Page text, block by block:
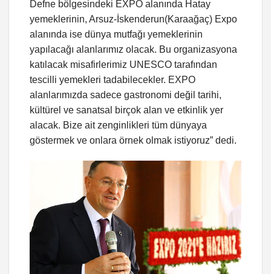
Defne bölgesindeki EXPO alanında Hatay
yemeklerinin, Arsuz-İskenderun(Karaağaç) Expo
alanında ise dünya mutfağı yemeklerinin
yapılacağı alanlarımız olacak. Bu organizasyona
katılacak misafirlerimiz UNESCO tarafından
tescilli yemekleri tadabilecekler. EXPO
alanlarımızda sadece gastronomi değil tarihi,
kültürel ve sanatsal birçok alan ve etkinlik yer
alacak. Bize ait zenginlikleri tüm dünyaya
göstermek ve onlara örnek olmak istiyoruz” dedi.